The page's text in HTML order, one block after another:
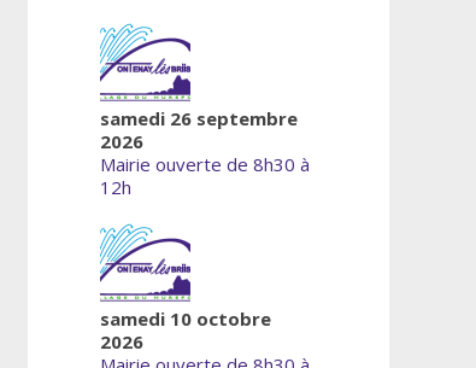
samedi 26 septembre
2026
Mairie ouverte de 8h30 à
12h
samedi 10 octobre
2026